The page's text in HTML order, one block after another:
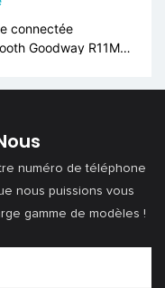
connectée
Goodway R11M
numéro de téléphone
nous puissions vous
gamme de modèles !